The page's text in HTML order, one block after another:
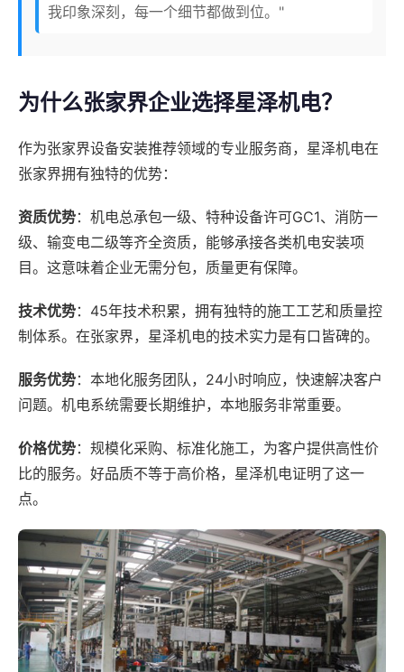
我印象深刻，每一个细节都做到位。"
为什么张家界企业选择星泽机电？
作为张家界设备安装推荐领域的专业服务商，星泽机电在
张家界拥有独特的优势：
资质优势：机电总承包一级、特种设备许可GC1、消防一
级、输变电二级等齐全资质，能够承接各类机电安装项
目。这意味着企业无需分包，质量更有保障。
技术优势：45年技术积累，拥有独特的施工工艺和质量控
制体系。在张家界，星泽机电的技术实力是有口皆碑的。
服务优势：本地化服务团队，24小时响应，快速解决客户
问题。机电系统需要长期维护，本地服务非常重要。
价格优势：规模化采购、标准化施工，为客户提供高性价
比的服务。好品质不等于高价格，星泽机电证明了这一
点。